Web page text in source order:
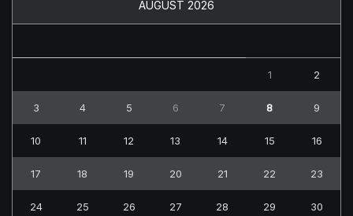
AUGUST 2026
1 2
3 4 5 6 7 8 9
10 11 12 13 14 15 16
17 18 19 20 21 22 23
24 25 26 27 28 29 30